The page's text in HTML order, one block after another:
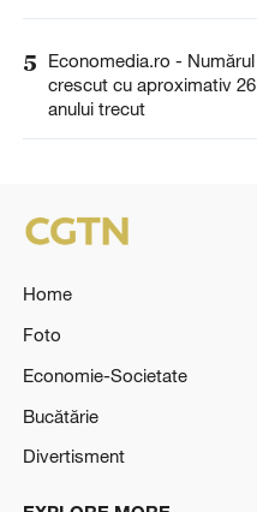
5
Economedia.ro -
crescut cu aproximativ
anului trecut
Home
Foto
Economie-Societate
Bucătărie
Divertisment